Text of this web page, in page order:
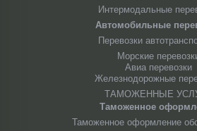
Интермодальные
Автомобильные
Перевозки
Морские
Авиа перевозки
Железнодорожные
ТАМОЖЕННЫЕ
Таможенное
Таможенное оформление